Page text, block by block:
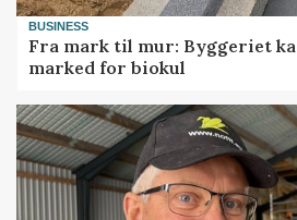
BUSINESS
Fra mark til mur: Byggeriet
marked for biokul